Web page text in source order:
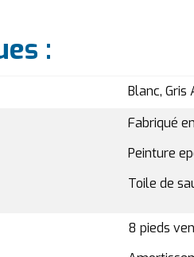
:
Blanc, Gris
Fabriqué
Peinture
Toile de
8 pieds